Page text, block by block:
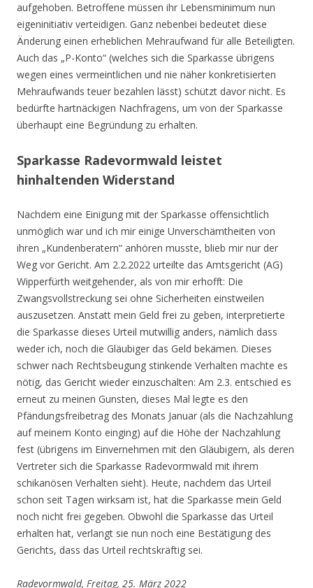
aufgehoben. Betroffene müssen ihr Lebensminimum nun
eigeninitiativ verteidigen. Ganz nebenbei bedeutet diese
Änderung einen erheblichen Mehraufwand für alle Beteiligten.
Auch das „P-Konto“ (welches sich die Sparkasse übrigens
wegen eines vermeintlichen und nie näher konkretisierten
Mehraufwands teuer bezahlen lässt) schützt davor nicht. Es
bedürfte hartnäckigen Nachfragens, um von der Sparkasse
überhaupt eine Begründung zu erhalten.
Sparkasse Radevormwald leistet
hinhaltenden Widerstand
Nachdem eine Einigung mit der Sparkasse offensichtlich
unmöglich war und ich mir einige Unverschämtheiten von
ihren „Kundenberatern“ anhören musste, blieb mir nur der
Weg vor Gericht. Am 2.2.2022 urteilte das Amtsgericht (AG)
Wipperfürth weitgehender, als von mir erhofft: Die
Zwangsvollstreckung sei ohne Sicherheiten einstweilen
auszusetzen. Anstatt mein Geld frei zu geben, interpretierte
die Sparkasse dieses Urteil mutwillig anders, nämlich dass
weder ich, noch die Gläubiger das Geld bekämen. Dieses
schwer nach Rechtsbeugung stinkende Verhalten machte es
nötig, das Gericht wieder einzuschalten: Am 2.3. entschied es
erneut zu meinen Gunsten, dieses Mal legte es den
Pfändungsfreibetrag des Monats Januar (als die Nachzahlung
auf meinem Konto einging) auf die Höhe der Nachzahlung
fest (übrigens im Einvernehmen mit den Gläubigern, als deren
Vertreter sich die Sparkasse Radevormwald mit ihrem
schikanösen Verhalten sieht). Heute, nachdem das Urteil
schon seit Tagen wirksam ist, hat die Sparkasse mein Geld
noch nicht frei gegeben. Obwohl die Sparkasse das Urteil
erhalten hat, verlangt sie nun noch eine Bestätigung des
Gerichts, dass das Urteil rechtskräftig sei.
Radevormwald, Freitag, 25. März 2022